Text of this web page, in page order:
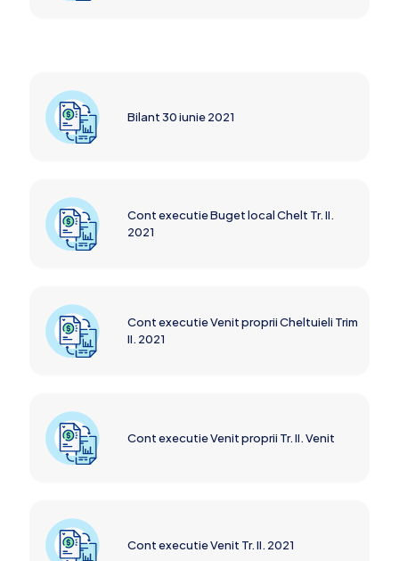
Bilant 30 iunie 2021
Cont executie Buget local Chelt Tr. II.
2021
Cont executie Venit proprii Cheltuieli Trim
II. 2021
Cont executie Venit proprii Tr. II. Venit
Cont executie Venit Tr. II. 2021